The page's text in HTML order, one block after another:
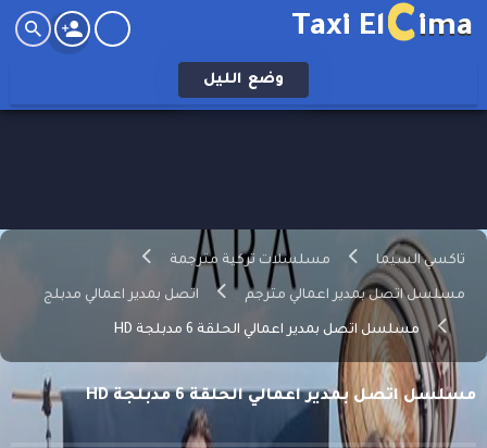
Taxi ElCima
وضع الليل
تاكسي السيما مسلسلات تركية مترجمة
مسلسل اتصل بمدير اعمالي مترجم اتصل بمدير اعمالي مدبلج
مسلسل اتصل بمدير اعمالي الحلقة 6 مدبلجة HD
مسلسل اتصل بمدير اعمالي الحلقة 6 مدبلجة HD